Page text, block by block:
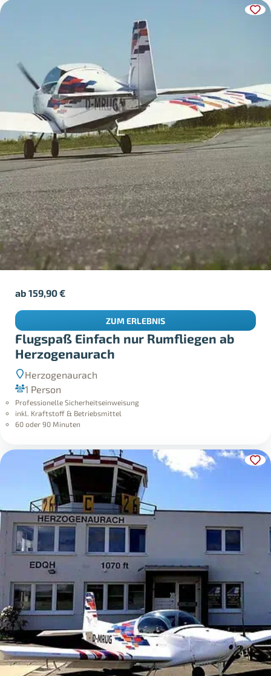
Flugspaß Einfach nur Rumfliegen ab
Herzogenaurach
Herzogenaurach
1 Person
Professionelle Sicherheitseinweisung
inkl. Kraftstoff & Betriebsmittel
60 oder 90 Minuten
ab159,90€
ZUM ERLEBNIS